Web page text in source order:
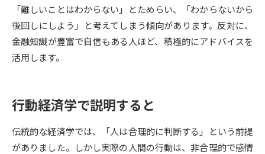
大学で学べる内容や特徴を調べる
データサイエンス特集 奨学金・特待生制度特集
デジタルパンフレット 進路の３択
「難しいことはわからない」とためらい、「わからないから
後回しにしよう」と考えてしまう傾向があります。反対に、
金融知識が豊富で自信もある人ほど、積極的にアドバイスを
活用します。
行動経済学で説明すると
伝統的な経済学では、「人は合理的に判断する」という前提
がありました。しかし実際の人間の行動は、非合理的で感情